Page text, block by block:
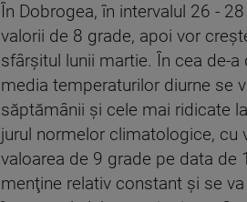
În Dobrogea, în intervalul 26 -
valorii de 8 grade, apoi vor
sfârşitul lunii martie. În cea de-
media temperaturilor diurne se
săptămânii şi cele mai ridicate
jurul normelor climatologice, cu
valoarea de 9 grade pe data de
menţine relativ constant şi se